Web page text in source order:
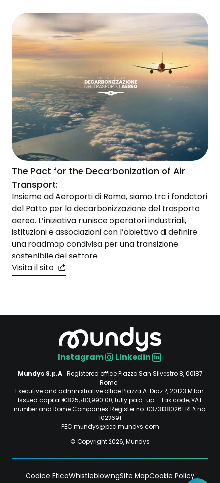
The Pact for the Decarbonization of Air
Transport:
Insieme ad Aeroporti di Roma, siamo tra i fondatori
del Patto per la decarbonizzazione del trasporto
aereo. L’iniziativa riunisce operatori industriali,
istituzioni e associazioni con l’obiettivo di definire
una roadmap condivisa per una transizione
sostenibile del settore.
Visita il sito
Social
Instagram Linkedin
Mundys S.p.A. Registered office Piazza San Silvestro 8, 00187
Rome
Executive and administrative office Piazza A. Diaz 2, 20123 Milan.
Issued capital €825,783,990.00, fully paid-up - Tax code, VAT
number and Rome Companies' Register no. 03731380261 REA no.
1023691
PEC mundys@pec.mundys.com
© Copyright 2026, Mundys
Codice EticoWhistleblowingSite MapCookie Policy